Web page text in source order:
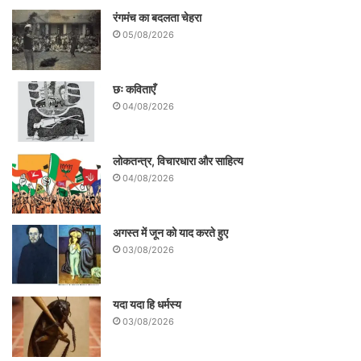
की समझ में आया कि देश को लेते हुए वे इस खाई में
गहरे गर्त हो चुके हैं तब तक तो बहुत देर हो चुकी थी.
यहां किस्सा एकदम ही दूसरा है. ये वो लोग हैं जो गांधी
को समझने की कूवत ही नहीं रखते हैं लेकिन असभ्य
रंगमंच का बदलता चेहरा
05/08/2026
छः कविताएँ
04/08/2026
लोकतन्त्र, विचारधारा और साहित्य
04/08/2026
अगस्त में जून को याद करते हुए
03/08/2026
यदा यदा हि धर्मस्य
03/08/2026